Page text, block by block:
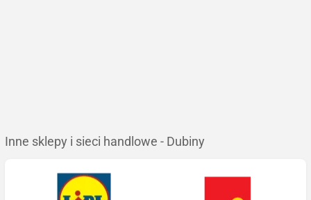
Inne sklepy i sieci handlowe - Dubiny